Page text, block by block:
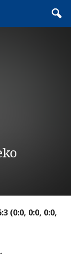
(0:0, 0:0, 0:0,